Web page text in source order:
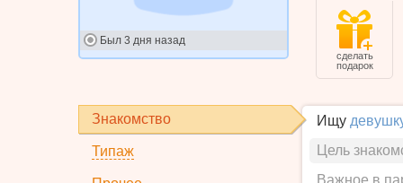
Был 3 дня назад
сделать
подарок
Знакомство
Типаж
Ищу
Цель
Важное в